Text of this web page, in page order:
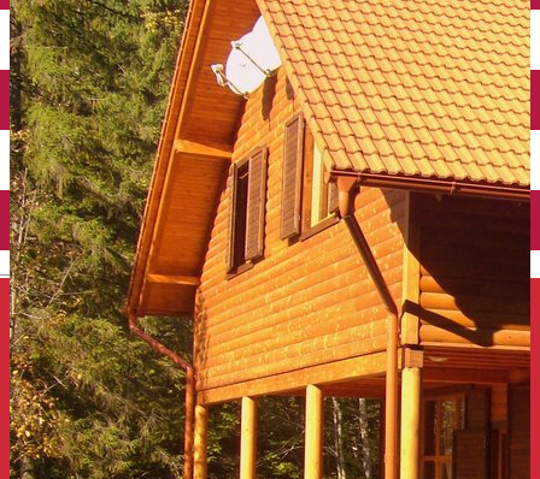
English
Închirieri auto
Închirieri de biciclete